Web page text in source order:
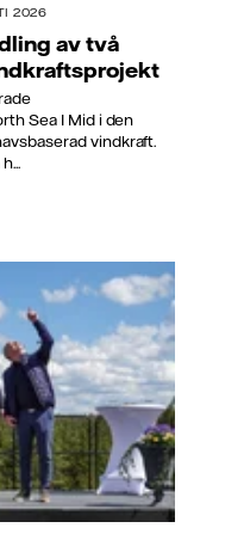
2026
av två
Sea I Mid i den
vindkraft.